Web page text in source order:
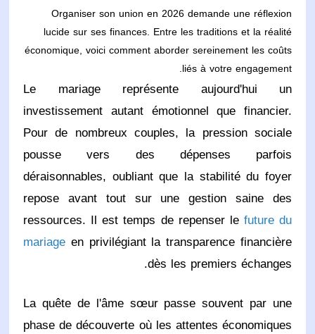
Organiser son union en 2026 demande une réflexion
lucide sur ses finances. Entre les traditions et la réalité
économique, voici comment aborder sereinement les coûts
liés à votre engagement.
Le mariage représente aujourd'hui un
investissement autant émotionnel que financier.
Pour de nombreux couples, la pression sociale
pousse vers des dépenses parfois
déraisonnables, oubliant que la stabilité du foyer
repose avant tout sur une gestion saine des
ressources. Il est temps de repenser le future du
mariage en privilégiant la transparence financière
dès les premiers échanges.
La quête de l'âme sœur passe souvent par une
phase de découverte où les attentes économiques